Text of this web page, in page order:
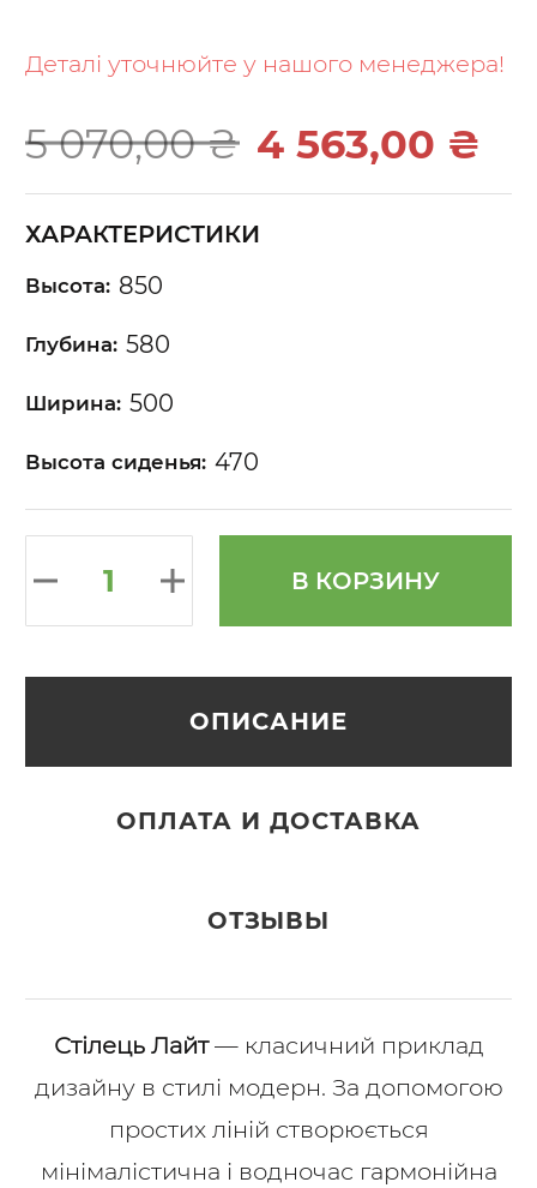
Деталі уточнюйте у нашого менеджера!
4 563,00 ₴
5 070,00 ₴
ХАРАКТЕРИСТИКИ
Высота: 850
Глубина: 580
Ширина: 500
Высота сиденья: 470
В КОРЗИНУ
the
the
ОПИСАНИЕ
ОПЛАТА И ДОСТАВКА
ОТЗЫВЫ
Стілець Лайт— класичний приклад
дизайну в стилі модерн. За допомогою
простих ліній створюється
мінімалістична і водночас гармонійна